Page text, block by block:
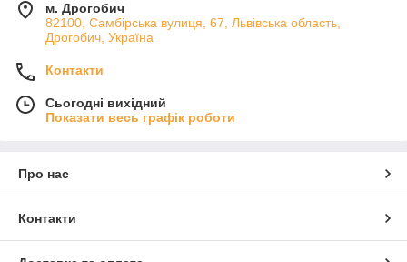
м. Дрогобич
82100, Самбірська вулиця, 67, Львівська область,
Дрогобич, Україна
Контакти
Сьогодні вихідний
Показати весь графік роботи
Про нас
Контакти